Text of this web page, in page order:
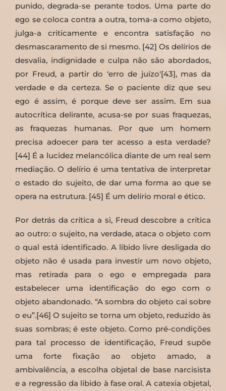
punido, degrada-se perante todos. Uma parte do
ego se coloca contra a outra, toma-a como objeto,
julga-a criticamente e encontra satisfação no
desmascaramento de si mesmo. [42] Os delírios de
desvalia, indignidade e culpa não são abordados,
por Freud, a partir do ‘erro de juízo'[43], mas da
verdade e da certeza. Se o paciente diz que seu
ego é assim, é porque deve ser assim. Em sua
autocrítica delirante, acusa-se por suas fraquezas,
as fraquezas humanas. Por que um homem
precisa adoecer para ter acesso a esta verdade?
[44] É a lucidez melancólica diante de um real sem
mediação. O delírio é uma tentativa de interpretar
o estado do sujeito, de dar uma forma ao que se
opera na estrutura. [45] É um delírio moral e ético.
Por detrás da crítica a si, Freud descobre a crítica
ao outro: o sujeito, na verdade, ataca o objeto com
o qual está identificado. A libido livre desligada do
objeto não é usada para investir um novo objeto,
mas retirada para o ego e empregada para
estabelecer uma identificação do ego com o
objeto abandonado. “A sombra do objeto cai sobre
o eu”.[46] O sujeito se torna um objeto, reduzido às
suas sombras; é este objeto. Como pré-condições
para tal processo de identificação, Freud supõe
uma forte fixação ao objeto amado, a
ambivalência, a escolha objetal de base narcisista
e a regressão da libido à fase oral. A catexia objetal,